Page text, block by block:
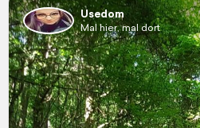
Usedom
Mal hier, mal dort